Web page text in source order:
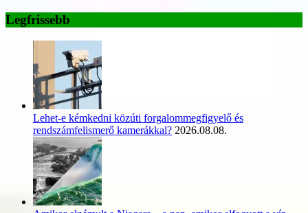
Legfrissebb
Lehet-e kémkedni közúti forgalommegfigyelő és
rendszámfelismerő kamerákkal? 2026.08.08.